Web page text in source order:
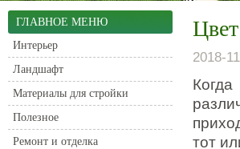
ГЛАВНОЕ МЕНЮ
Интерьер
Ландшафт
Материалы для стройки
Полезное
Ремонт и отделка
2018-
тот